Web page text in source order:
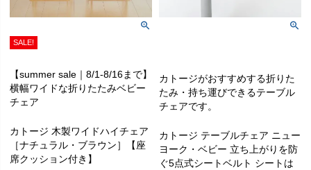
SALE!
【summer sale｜8/1-8/16まで】
横幅ワイドな折りたたみベビー
チェア
カトージ 木製ワイドハイチェア
［ナチュラル・ブラウン］【座
席クッション付き】
カトージがおすすめする折りた
たみ・持ち運びできるテーブル
チェアです。
カトージ テーブルチェア ニュー
ヨーク・ベビー 立ち上がりを防
ぐ5点式シートベルト シートは